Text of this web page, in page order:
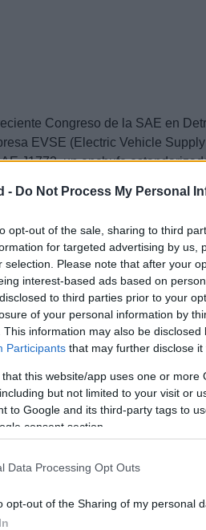
- Do Not Process My Personal
opt-out of the sale, sharing to third
for targeted advertising by us,
selection. Please note that after your
interest-based ads based on
to third parties prior to your
of your personal information by
This information may also be
Participants that may further disclose it
that this website/app uses one or
but not limited to your visit or
to Google and its third-party tags to
consent section.
Data Processing Opt Outs
opt-out of the Sharing of my personal
Congreso de la SAE en
EVSE (Electric Vehicle
J1772, un enchufe